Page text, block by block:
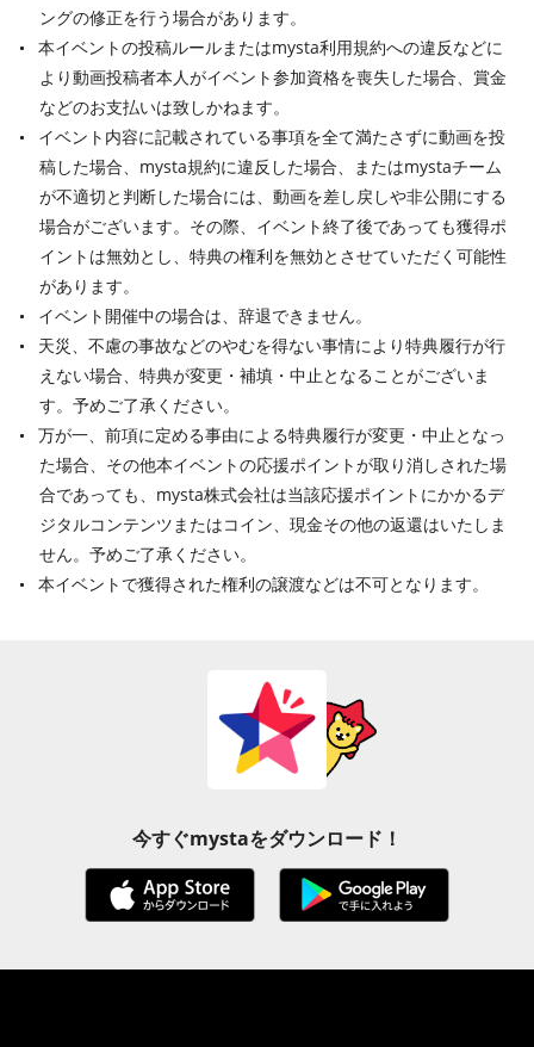
ングの修正を行う場合があります。
本イベントの投稿ルールまたはmysta利用規約への違反などに
より動画投稿者本人がイベント参加資格を喪失した場合、賞金
などのお支払いは致しかねます。
イベント内容に記載されている事項を全て満たさずに動画を投
稿した場合、mysta規約に違反した場合、またはmystaチーム
が不適切と判断した場合には、動画を差し戻しや非公開にする
場合がございます。その際、イベント終了後であっても獲得ポ
イントは無効とし、特典の権利を無効とさせていただく可能性
があります。
イベント開催中の場合は、辞退できません。
天災、不慮の事故などのやむを得ない事情により特典履行が行
えない場合、特典が変更・補填・中止となることがございま
す。予めご了承ください。
万が一、前項に定める事由による特典履行が変更・中止となっ
た場合、その他本イベントの応援ポイントが取り消しされた場
合であっても、mysta株式会社は当該応援ポイントにかかるデ
ジタルコンテンツまたはコイン、現金その他の返還はいたしま
せん。予めご了承ください。
本イベントで獲得された権利の譲渡などは不可となります。
今すぐmystaをダウンロード！